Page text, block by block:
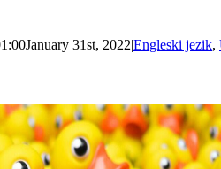
January 31st, 2022|Engleski jezik,